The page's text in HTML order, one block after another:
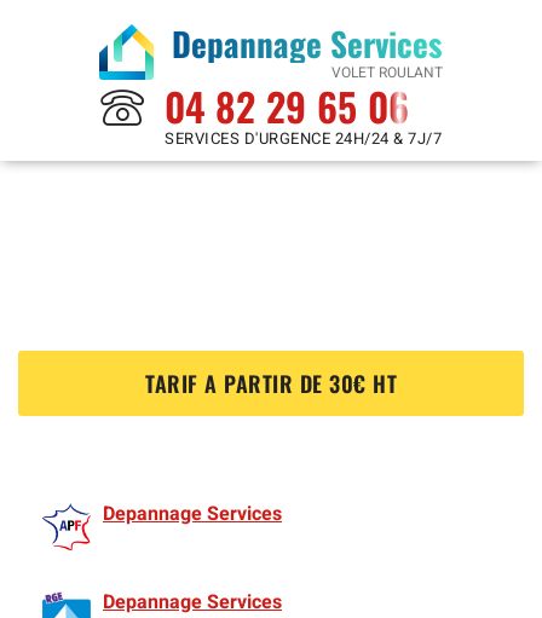
Depannage Services
VOLET ROULANT
04 82 29 65 06
SERVICES D'URGENCE 24H/24 & 7J/7
TARIF A PARTIR DE 30€ HT
Depannage Services
Depannage Services